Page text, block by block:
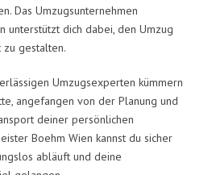
Das Umzugsunternehmen
unterstützt dich dabei, den Umzug
gestalten.
Umzugsexperten kümmern
angefangen von der Planung und
deiner persönlichen
Boehm Wien kannst du sicher
abläuft und deine